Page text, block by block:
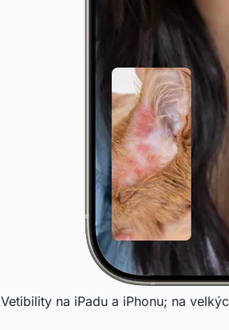
Vetibility na iPadu a iPhonu; na